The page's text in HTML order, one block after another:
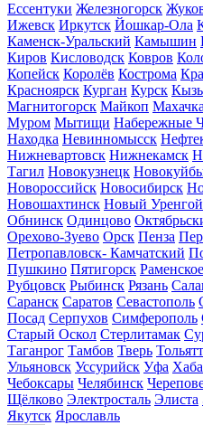
Ессентуки Железногорск
Ижевск Иркутск Йошкар-Ола
Каменск-Уральский Камышин
Киров Кисловодск Ковров
Копейск Королёв Кострома
Красноярск Курган Курск
Магнитогорск Майкоп
Муром Мытищи Набережные
Находка Невинномысск
Нижневартовск Нижнекамск
Тагил Новокузнецк
Новороссийск Новосибирск
Новошахтинск Новый Уренгой
Обнинск Одинцово
Орехово-Зуево Орск Пенза
Петропавловск- Камчатский
Пушкино Пятигорск Раменское
Рубцовск Рыбинск Рязань
Саранск Саратов Севастополь
Посад Серпухов Симферополь
Старый Оскол Стерлитамак
Таганрог Тамбов Тверь
Ульяновск Уссурийск Уфа
Чебоксары Челябинск
Щёлково Электросталь Элиста
Якутск Ярославль